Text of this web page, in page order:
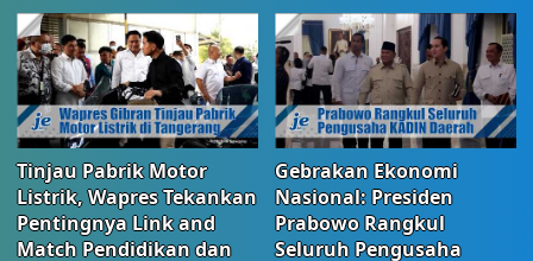
Tinjau Pabrik Motor
Listrik, Wapres Tekankan
Pentingnya Link and
Match Pendidikan dan
Gebrakan Ekonomi
Nasional: Presiden
Prabowo Rangkul
Seluruh Pengusaha